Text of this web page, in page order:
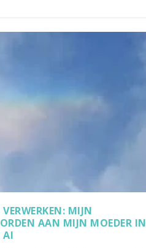
MIJN
AAN MIJN MOEDER IN
AI